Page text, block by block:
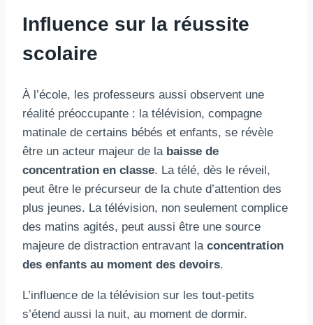
Influence sur la réussite
scolaire
À l’école, les professeurs aussi observent une
réalité préoccupante : la télévision, compagne
matinale de certains bébés et enfants, se révèle
être un acteur majeur de la baisse de
concentration en classe. La télé, dès le réveil,
peut être le précurseur de la chute d’attention des
plus jeunes. La télévision, non seulement complice
des matins agités, peut aussi être une source
majeure de distraction entravant la concentration
des enfants au moment des devoirs.
L’influence de la télévision sur les tout-petits
s’étend aussi la nuit, au moment de dormir.